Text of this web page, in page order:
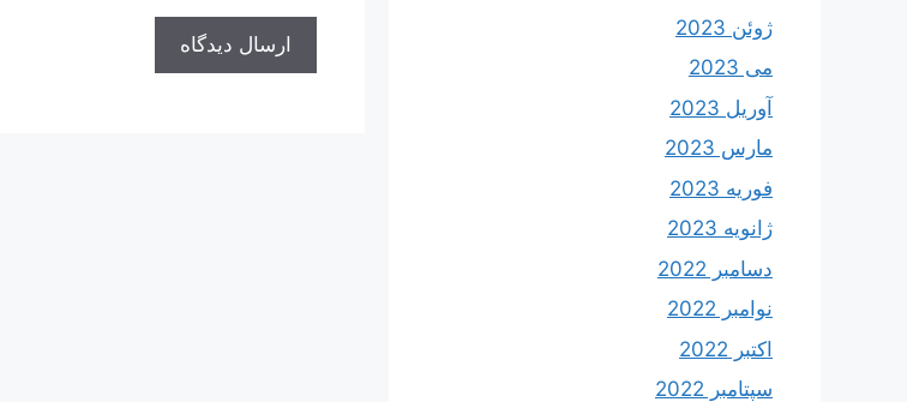
ژوئن 2023
می 2023
آوریل 2023
مارس 2023
فوریه 2023
ژانویه 2023
دسامبر 2022
نوامبر 2022
اکتبر 2022
سپتامبر 2022